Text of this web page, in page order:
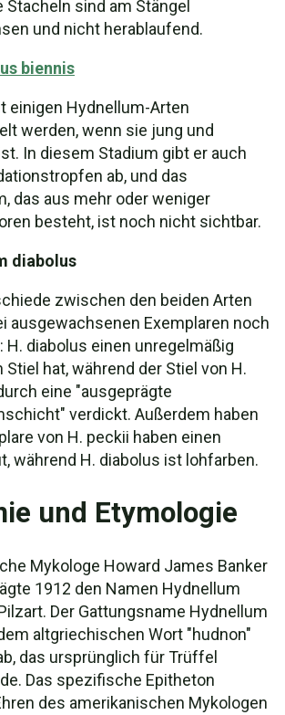
Stacheln sind am Stängel
und nicht herablaufend.
biennis
einigen Hydnellum-Arten
werden, wenn sie jung und
In diesem Stadium gibt er auch
ab, und das
das aus mehr oder weniger
besteht, ist noch nicht sichtbar.
diabolus
zwischen den beiden Arten
ausgewachsenen Exemplaren noch
H. diabolus einen unregelmäßig
hat, während der Stiel von H.
eine "ausgeprägte
verdickt. Außerdem haben
von H. peckii haben einen
während H. diabolus ist lohfarben.
und Etymologie
Mykologe Howard James Banker
1912 den Namen Hydnellum
Der Gattungsname Hydnellum
altgriechischen Wort "hudnon"
das ursprünglich für Trüffel
Das spezifische Epitheton
des amerikanischen Mykologen